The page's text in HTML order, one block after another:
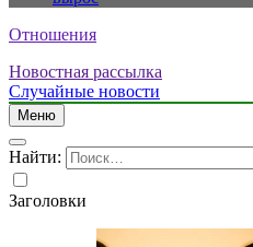
Отношения
Новостная рассылка
Случайные новости
Меню
Найти:
Заголовки